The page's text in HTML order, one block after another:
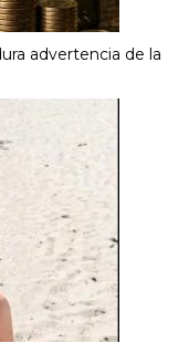
advertencia de la